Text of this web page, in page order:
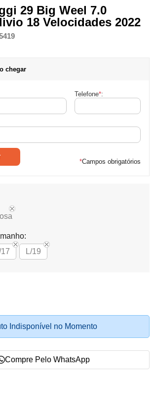
29 Big Weel 7.0
18 Velocidades 2022
chegar
Telefone*:
*Campos obrigatórios
17 L/19
Indisponível no Momento
Compre Pelo WhatsApp